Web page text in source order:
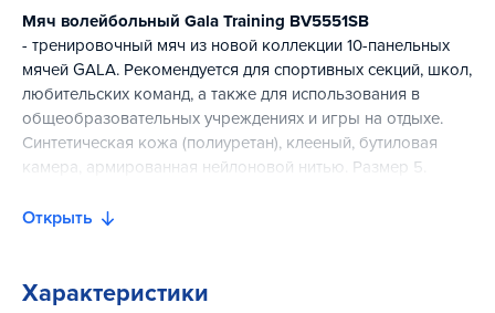
Мяч волейбольный Gala Training BV5551SB
- тренировочный мяч из новой коллекции 10-панельных
мячей GALA. Рекомендуется для спортивных секций, школ,
любительских команд, а также для использования в
общеобразовательных учреждениях и игры на отдыхе.
Синтетическая кожа (полиуретан), клееный, бутиловая
камера, армированная нейлоновой нитью. Размер 5.
Открыть
Характеристики